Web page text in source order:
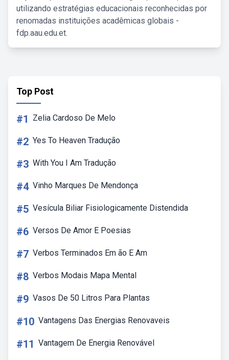
utilizando estratégias educacionais reconhecidas por
renomadas instituições acadêmicas globais -
fdp.aau.edu.et.
Top Post
#1 Zelia Cardoso De Melo
#2 Yes To Heaven Tradução
#3 With You I Am Tradução
#4 Vinho Marques De Mendonça
#5 Vesícula Biliar Fisiologicamente Distendida
#6 Versos De Amor E Poesias
#7 Verbos Terminados Em ão E Am
#8 Verbos Modais Mapa Mental
#9 Vasos De 50 Litros Para Plantas
#10 Vantagens Das Energias Renovaveis
#11 Vantagem De Energia Renovável